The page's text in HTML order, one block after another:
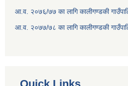
आ.व. २०७६/७७ का लागि कालीगण्डकी
आ.व. २०७७/७८ का लागि कालीगण्डकी